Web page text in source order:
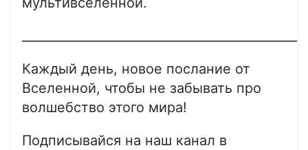
Каждый день, новое послание от
Вселенной, чтобы не забывать про
волшебство этого мира!
Подписывайся на наш канал в